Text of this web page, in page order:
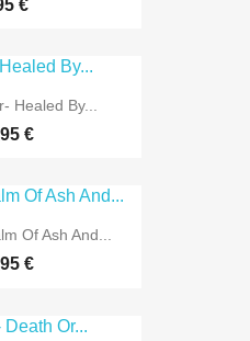
€
Healed By...
€
Of Ash And...
€